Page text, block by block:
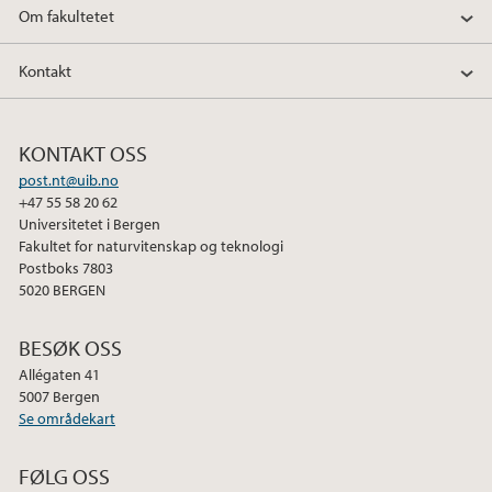
n
k
Om fakultetet
Kontakt
KONTAKT OSS
post.nt@uib.no
+47 55 58 20 62
Universitetet i Bergen
Fakultet for naturvitenskap og teknologi
Postboks 7803
5020 BERGEN
BESØK OSS
Allégaten 41
5007 Bergen
Se områdekart
FØLG OSS